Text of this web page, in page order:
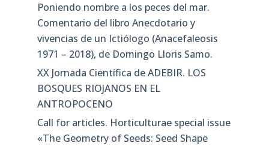
Poniendo nombre a los peces del mar.
Comentario del libro Anecdotario y
vivencias de un Ictiólogo (Anacefaleosis
1971 – 2018), de Domingo Lloris Samo.
XX Jornada Científica de ADEBIR. LOS
BOSQUES RIOJANOS EN EL
ANTROPOCENO
Call for articles. Horticulturae special issue
«The Geometry of Seeds: Seed Shape